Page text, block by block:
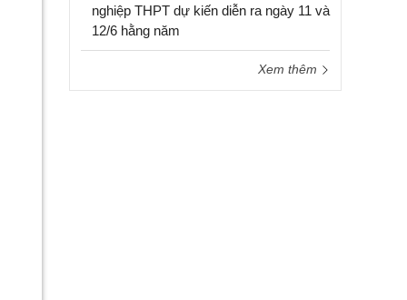
nghiệp THPT dự kiến diễn ra ngày 11 và
12/6 hằng năm
Xem thêm